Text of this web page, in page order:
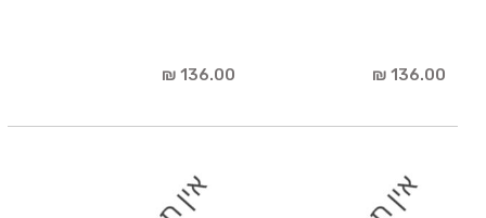
136.00 ₪
136.00 ₪